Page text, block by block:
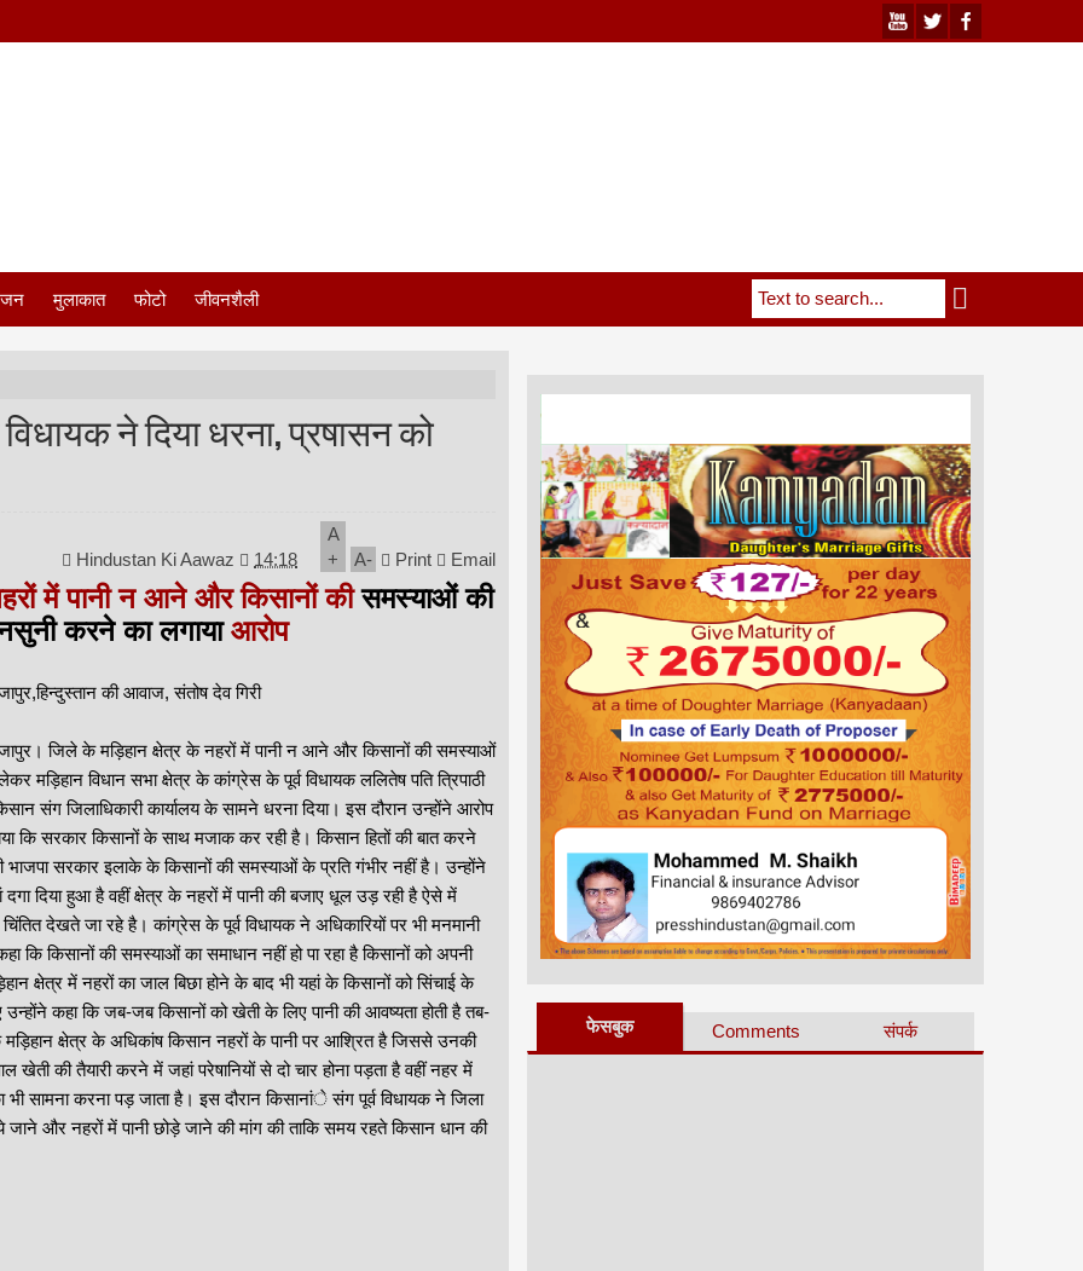
मुलाकात फोटो जीवनशैली
ने दिया धरना, प्रषासन को
Hindustan Ki Aawaz 14:18
A
+
A- Print Email
में पानी न आने और किसानों कीसमस्याओं की
करने का लगायाआरोप
की आवाज, संतोष देव गिरी
जिले के मड़िहान क्षेत्र के नहरों में पानी न आने और किसानों की समस्याओं
मड़िहान विधान सभा क्षेत्र के कांग्रेस के पूर्व विधायक ललितेष पति त्रिपाठी
संग जिलाधिकारी कार्यालय के सामने धरना दिया। इस दौरान उन्होंने आरोप
कि सरकार किसानों के साथ मजाक कर रही है। किसान हितों की बात करने
भाजपा सरकार इलाके के किसानों की समस्याओं के प्रति गंभीर नहीं है। उन्होंने
दिया हुआ है वहीं क्षेत्र के नहरों में पानी की बजाए धूल उड़ रही है ऐसे में
देखते जा रहे है। कांग्रेस के पूर्व विधायक ने अधिकारियों पर भी मनमानी
कि किसानों की समस्याओं का समाधान नहीं हो पा रहा है किसानों को अपनी
क्षेत्र में नहरों का जाल बिछा होने के बाद भी यहां के किसानों को सिंचाई के
कहा कि जब-जब किसानों को खेती के लिए पानी की आवष्यता होती है तब-
क्षेत्र के अधिकांष किसान नहरों के पानी पर आश्रित है जिससे उनकी
की तैयारी करने में जहां परेषानियों से दो चार होना पड़ता है वहीं नहर में
सामना करना पड़ जाता है। इस दौरान किसानांे संग पूर्व विधायक ने जिला
जाने और नहरों में पानी छोड़े जाने की मांग की ताकि समय रहते किसान धान की
फेसबुक Comments संपर्क